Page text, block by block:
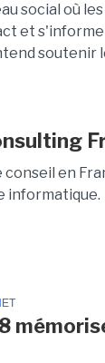
social où
et
soutenir
conseil en
informatique.